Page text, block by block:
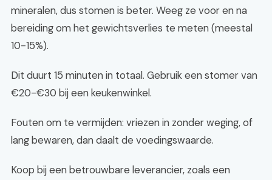
mineralen, dus stomen is beter. Weeg ze voor en na
bereiding om het gewichtsverlies te meten (meestal
10-15%).
Dit duurt 15 minuten in totaal. Gebruik een stomer van
€20-€30 bij een keukenwinkel.
Fouten om te vermijden: vriezen in zonder weging, of
lang bewaren, dan daalt de voedingswaarde.
Koop bij een betrouwbare leverancier, zoals een